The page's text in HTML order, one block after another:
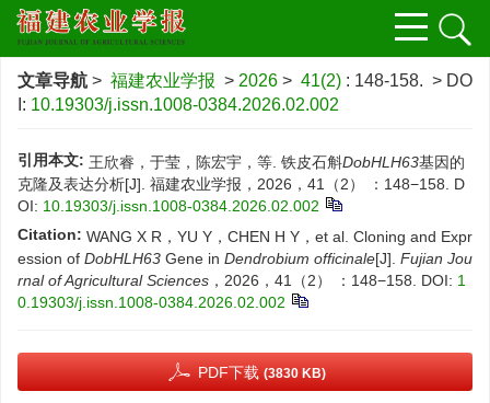
文章导航 > 福建农业学报 > 2026 > 41(2) : 148-158. > DO
I: 10.19303/j.issn.1008-0384.2026.02.002
引用本文: 王欣睿，于莹，陈宏宇，等. 铁皮石斛DobHLH63基因的
克隆及表达分析[J]. 福建农业学报，2026，41（2） ：148−158.
D
OI: 10.19303/j.issn.1008-0384.2026.02.002
Citation: WANG X R，YU Y，CHEN H Y，et al. Cloning and Expr
ession of DobHLH63 Gene in Dendrobium officinale[J]. Fujian Jou
rnal of Agricultural Sciences ，2026，41（2） ：148−158. DOI: 1
0.19303/j.issn.1008-0384.2026.02.002
PDF下载 (3830 KB)